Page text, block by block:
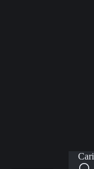
Cari